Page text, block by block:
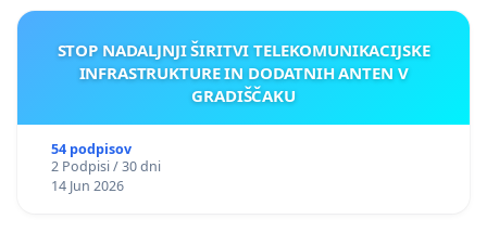
STOP NADALJNJI ŠIRITVI TELEKOMUNIKACIJSKE
INFRASTRUKTURE IN DODATNIH ANTEN V
GRADIŠČAKU
54 podpisov
2 Podpisi / 30 dni
14 Jun 2026